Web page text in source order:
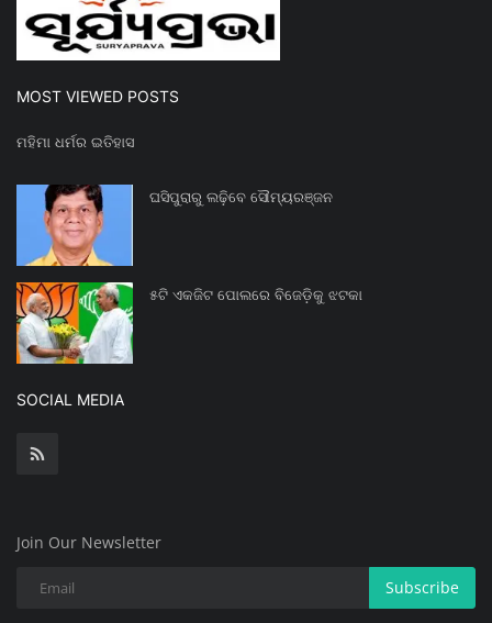
MOST VIEWED POSTS
ମହିମା ଧର୍ମର ଇତିହାସ
ଘସିପୁରାରୁ ଲଢ଼ିବେ ସୌମ୍ୟରଞ୍ଜନ
୫ଟି ଏକଜିଟ ପୋଲରେ ବିଜେଡ଼ିକୁ ଝଟକା
SOCIAL MEDIA
Join Our Newsletter
Subscribe